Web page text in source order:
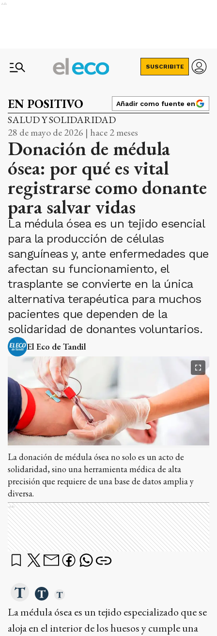
Ads
SUSCRIBITE
EN POSITIVO Añadir como fuente en
SALUD Y SOLIDARIDAD
28 de mayo de 2026 | hace 2 meses
Donación de médula
ósea: por qué es vital
registrarse como donante
para salvar vidas
La médula ósea es un tejido esencial
para la producción de células
sanguíneas y, ante enfermedades que
afectan su funcionamiento, el
trasplante se convierte en la única
alternativa terapéutica para muchos
pacientes que dependen de la
solidaridad de donantes voluntarios.
El Eco de Tandil
La donación de médula ósea no solo es un acto de
solidaridad, sino una herramienta médica de alta
precisión que requiere de una base de datos amplia y
diversa.
Ads
La médula ósea es un tejido especializado que se
aloja en el interior de los huesos y cumple una